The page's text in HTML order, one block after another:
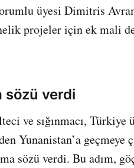
üyesi Dimitris
projeler için ek mali
sözü verdi
ve sığınmacı, Türkiye
Yunanistan’a geçmeye
sözü verdi. Bu adım,